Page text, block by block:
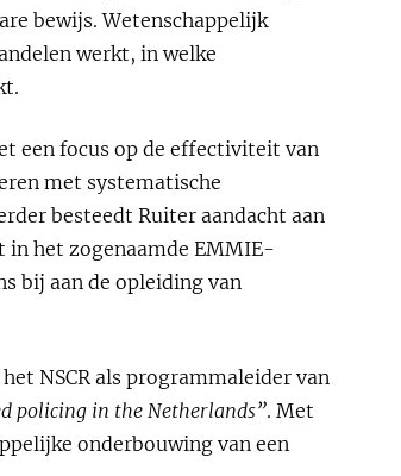
bewijs. Wetenschappelijk
werkt, in welke
een focus op de effectiviteit van
met systematische
besteedt Ruiter aandacht aan
in het zogenaamde EMMIE-
bij aan de opleiding van
NSCR als programmaleider van
policing in the Netherlands”. Met
onderbouwing van een